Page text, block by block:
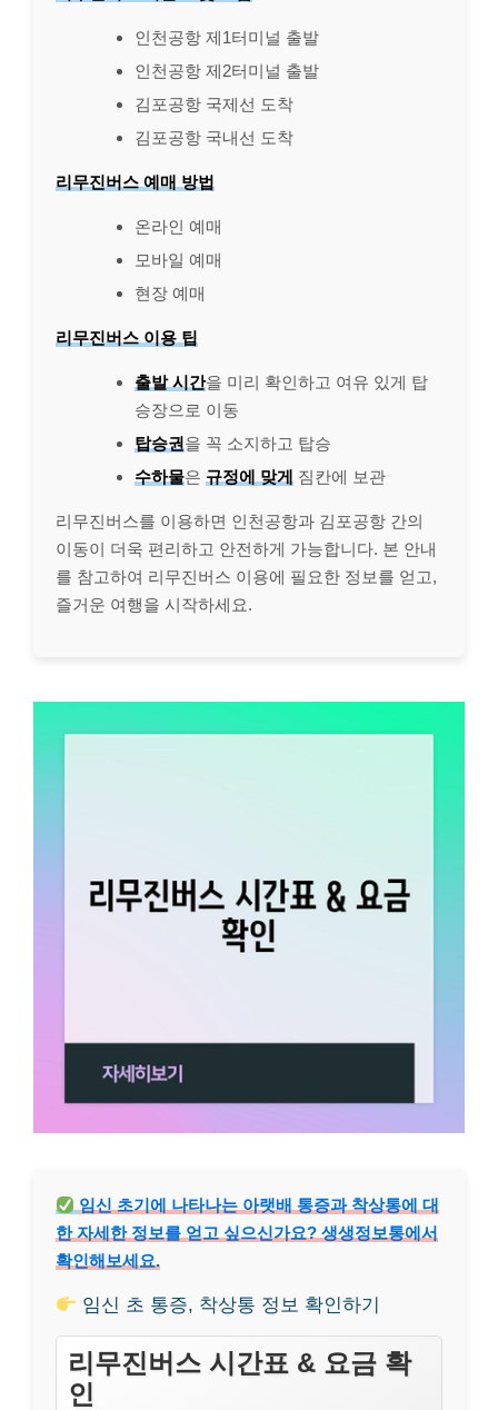
인천공항 제1터미널 출발
인천공항 제2터미널 출발
김포공항 국제선 도착
김포공항 국내선 도착
리무진버스 예매 방법
온라인 예매
모바일 예매
현장 예매
리무진버스 이용 팁
출발 시간을 미리 확인하고 여유 있게 탑
승장으로 이동
탑승권을 꼭 소지하고 탑승
수하물은 규정에 맞게 짐칸에 보관
리무진버스를 이용하면 인천공항과 김포공항 간의
이동이 더욱 편리하고 안전하게 가능합니다. 본 안내
를 참고하여 리무진버스 이용에 필요한 정보를 얻고,
즐거운 여행을 시작하세요.
임신 초기에 나타나는 아랫배 통증과 착상통에 대
한 자세한 정보를 얻고 싶으신가요? 생생정보통에서
확인해보세요.
임신 초 통증, 착상통 정보 확인하기
리무진버스 시간표 & 요금 확
인